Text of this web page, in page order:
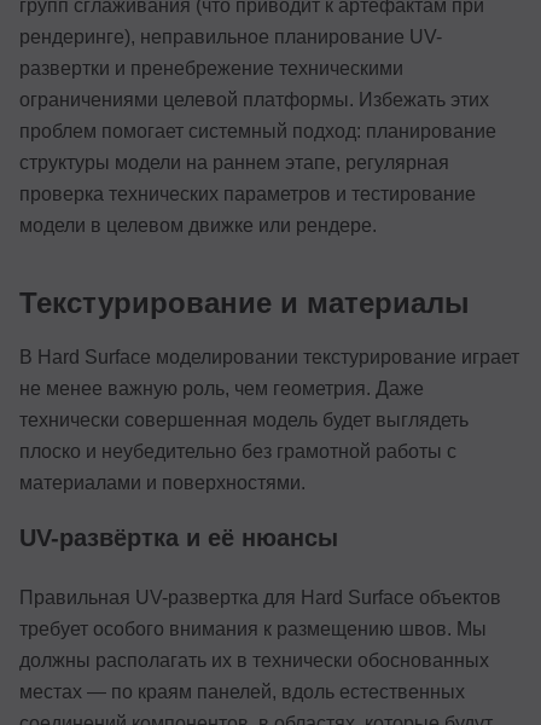
групп сглаживания (что приводит к артефактам при
рендеринге), неправильное планирование UV-
развертки и пренебрежение техническими
ограничениями целевой платформы. Избежать этих
проблем помогает системный подход: планирование
структуры модели на раннем этапе, регулярная
проверка технических параметров и тестирование
модели в целевом движке или рендере.
Текстурирование и материалы
В Hard Surface моделировании текстурирование играет
не менее важную роль, чем геометрия. Даже
технически совершенная модель будет выглядеть
плоско и неубедительно без грамотной работы с
материалами и поверхностями.
UV-развёртка и её нюансы
Правильная UV-развертка для Hard Surface объектов
требует особого внимания к размещению швов. Мы
должны располагать их в технически обоснованных
местах — по краям панелей, вдоль естественных